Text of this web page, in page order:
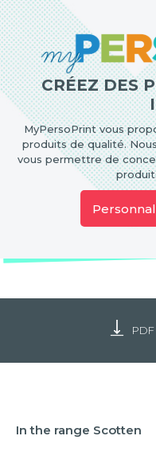
CRÉEZ DES
MyPersoPrint vous
produits de qualité.
vous permettre de
PDF
In the range Scotten